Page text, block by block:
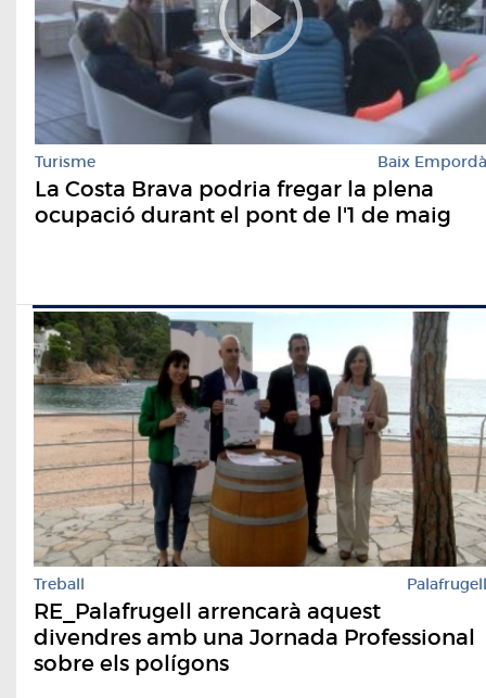
Turisme Baix Empordà
La Costa Brava podria fregar la plena
ocupació durant el pont de l'1 de maig
Treball Palafrugell
RE_Palafrugell arrencarà aquest
divendres amb una Jornada Professional
sobre els polígons